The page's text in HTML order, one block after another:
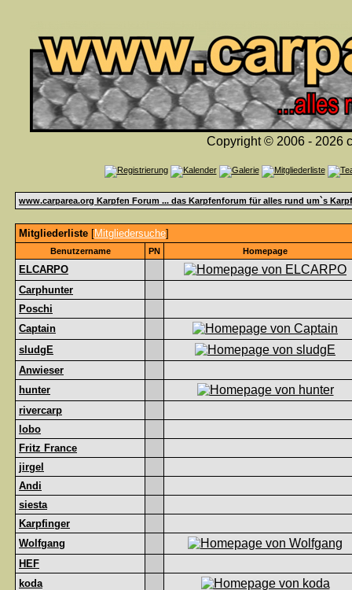
Copyright © 2006 - 2026
www.carparea.org Karpfen Forum ... das Karpfenforum für alles rund um`s
Mitgliederliste [Mitgliedersuche]
Benutzername PN Homepage
ELCARPO
Carphunter
Poschi
Captain
sludgE
Anwieser
hunter
rivercarp
lobo
Fritz France
jirgel
Andi
siesta
Karpfinger
Wolfgang
HEF
koda